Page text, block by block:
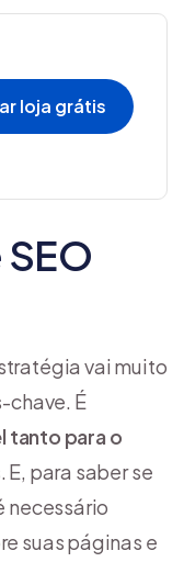
loja grátis
vai muito
chave. É
tanto para o
. E, para saber se
necessário
suas páginas e